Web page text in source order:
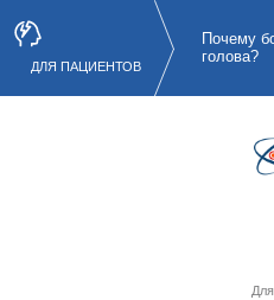
ДЛЯ ПАЦИЕНТОВ
Почему
голова?